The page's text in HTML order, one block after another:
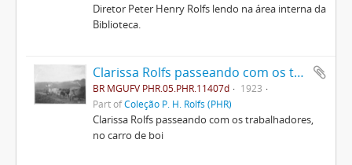
Diretor Peter Henry Rolfs lendo na área interna da
Biblioteca.
Clarissa Rolfs passeando com os trabalhadores, no carro de boi
BR MGUFV PHR.05.PHR.11407d
1923
Part ofColeção P. H. Rolfs (PHR)
Clarissa Rolfs passeando com os trabalhadores,
no carro de boi